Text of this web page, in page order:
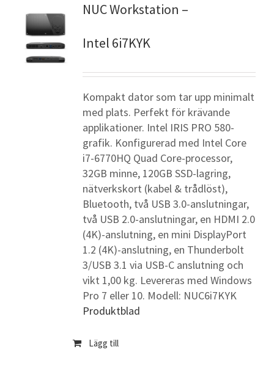
NUC Workstation –
Intel 6i7KYK
Kompakt dator som tar upp minimalt
med plats. Perfekt för krävande
applikationer. Intel IRIS PRO 580-
grafik. Konfigurerad med Intel Core
i7-6770HQ Quad Core-processor,
32GB minne, 120GB SSD-lagring,
nätverkskort (kabel & trådlöst),
Bluetooth, två USB 3.0-anslutningar,
två USB 2.0-anslutningar, en HDMI 2.0
(4K)-anslutning, en mini DisplayPort
1.2 (4K)-anslutning, en Thunderbolt
3/USB 3.1 via USB-C anslutning och
vikt 1,00 kg. Levereras med Windows
Pro 7 eller 10. Modell: NUC6i7KYK
Produktblad
Lägg till